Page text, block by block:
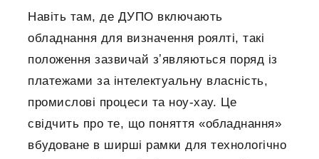
Навіть там, де ДУПО включають
обладнання для визначення роялті, такі
положення зазвичай зʼявляються поряд із
платежами за інтелектуальну власність,
промислові процеси та ноу-хау. Це
свідчить про те, що поняття «обладнання»
вбудоване в ширші рамки для технологічно